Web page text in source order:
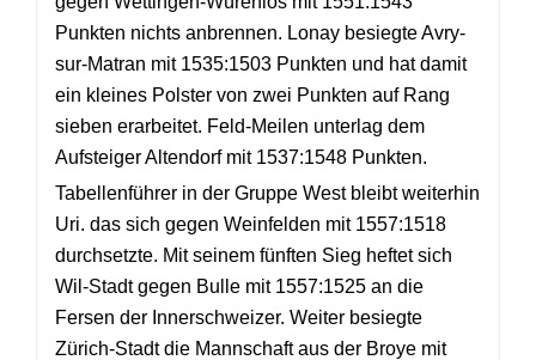
Punkten nichts anbrennen. Lonay besiegte Avry-
sur-Matran mit 1535:1503 Punkten und hat damit
ein kleines Polster von zwei Punkten auf Rang
sieben erarbeitet. Feld-Meilen unterlag dem
Aufsteiger Altendorf mit 1537:1548 Punkten.
Tabellenführer in der Gruppe West bleibt weiterhin
Uri. das sich gegen Weinfelden mit 1557:1518
durchsetzte. Mit seinem fünften Sieg heftet sich
Wil-Stadt gegen Bulle mit 1557:1525 an die
Fersen der Innerschweizer. Weiter besiegte
Zürich-Stadt die Mannschaft aus der Broye mit